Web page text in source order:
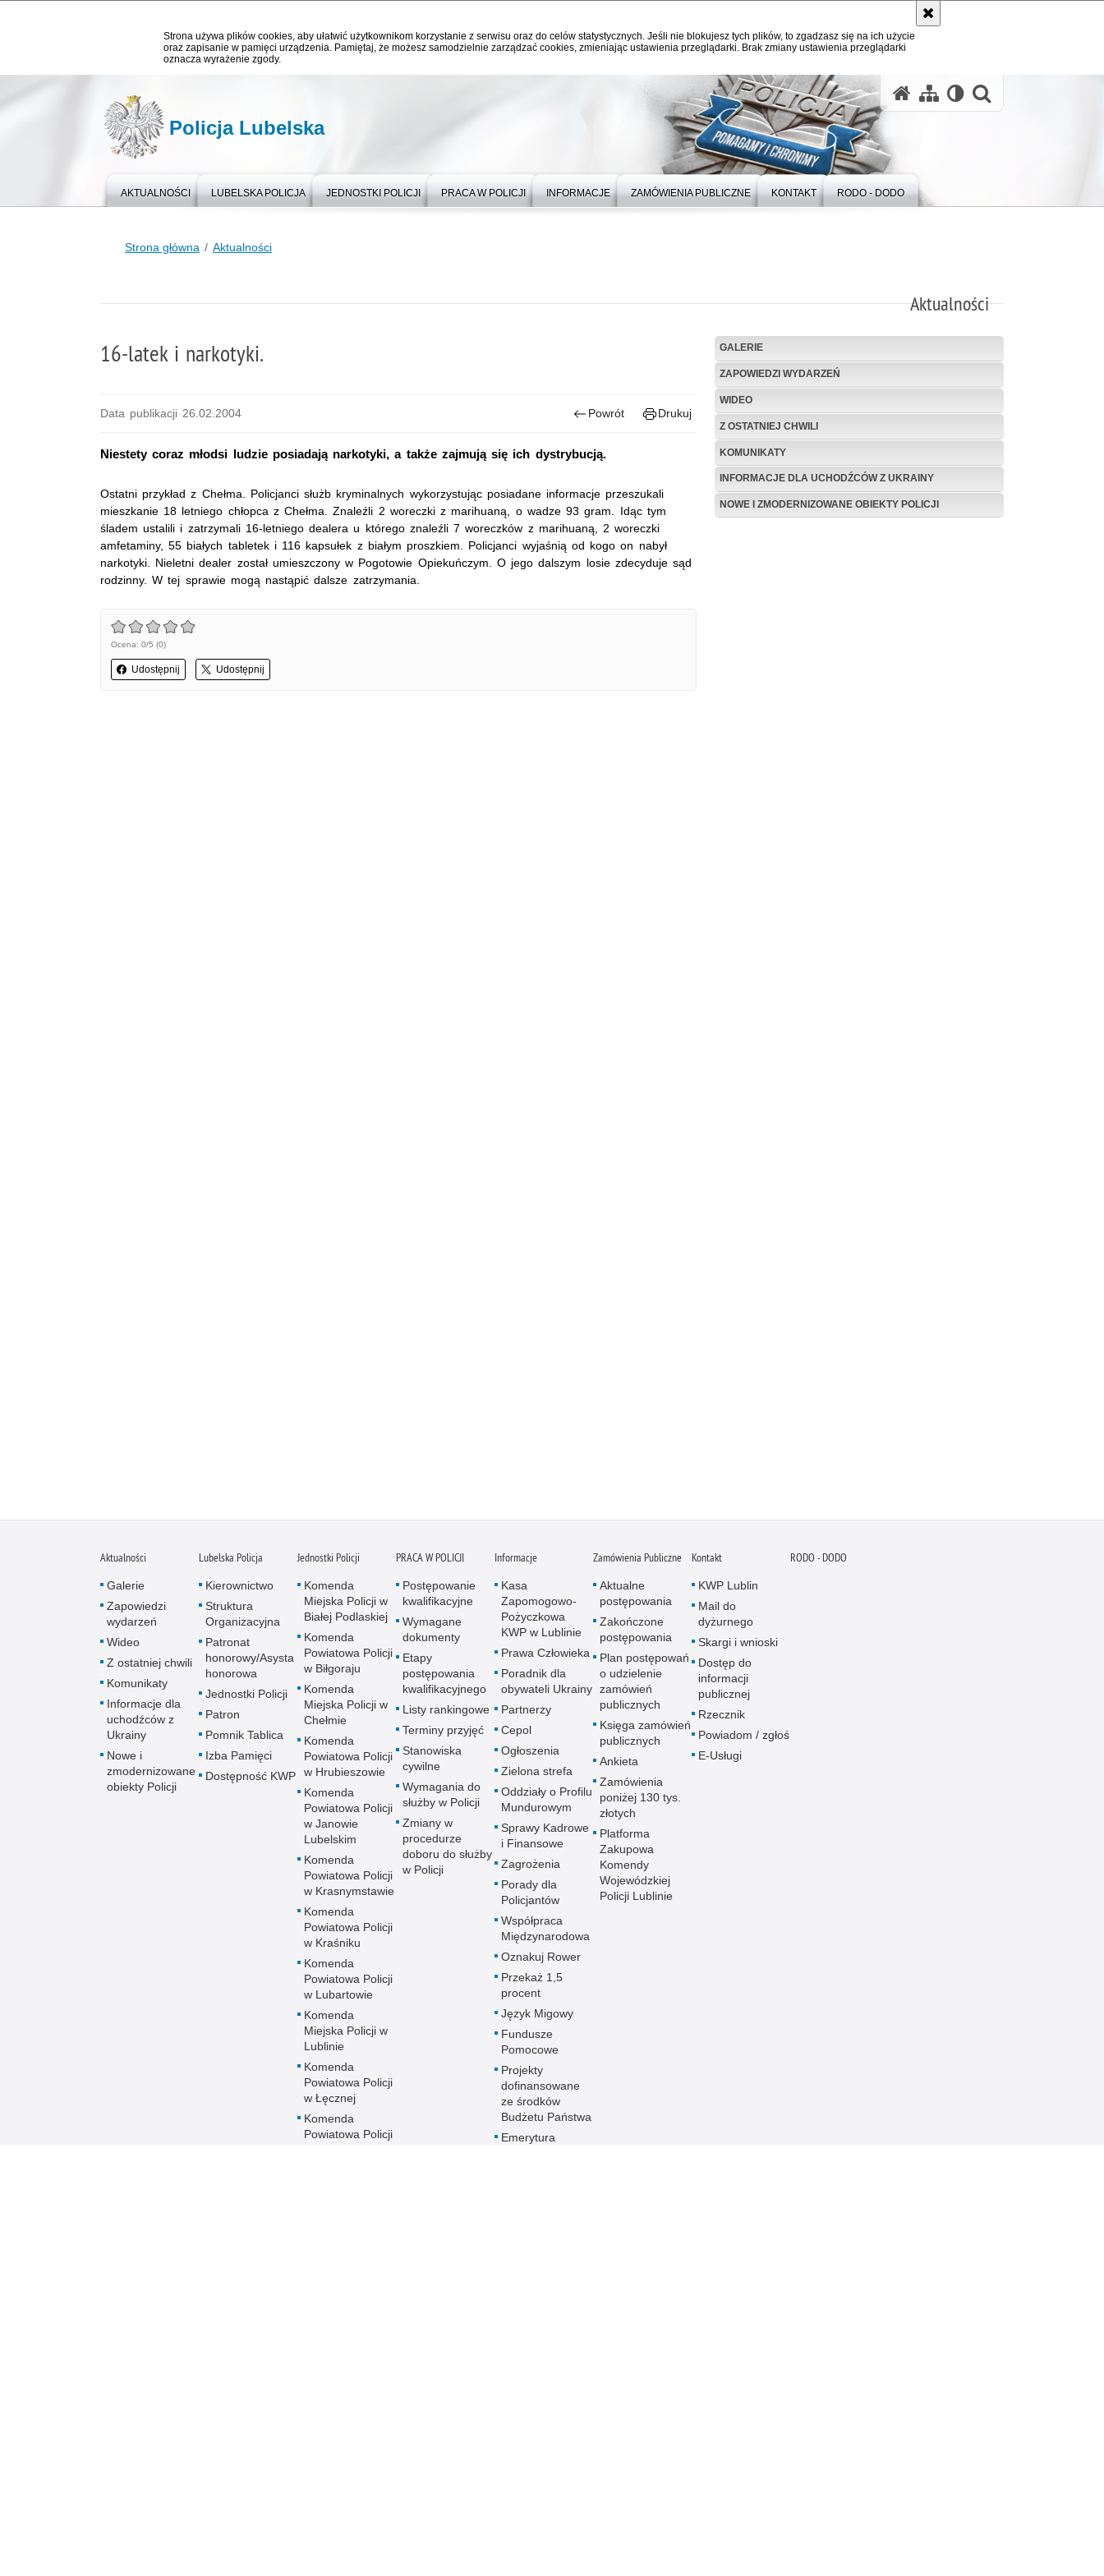
Strona używa plików cookies, aby ułatwić użytkownikom korzystanie z serwisu oraz do celów statystycznych. Jeśli nie blokujesz tych plików, to zgadzasz się na ich użycie
oraz zapisanie w pamięci urządzenia. Pamiętaj, że możesz samodzielnie zarządzać cookies, zmieniając ustawienia przeglądarki. Brak zmiany ustawienia przeglądarki
oznacza wyrażenie zgody.
Policja Lubelska
AKTUALNOŚCI LUBELSKA POLICJA JEDNOSTKI POLICJI PRACA W POLICJI INFORMACJE ZAMÓWIENIA PUBLICZNE KONTAKT RODO - DODO
Strona główna Aktualności
Aktualności
16-latek i narkotyki.
Data publikacji 26.02.2004 Powrót Drukuj
Niestety coraz młodsi ludzie posiadają narkotyki, a także zajmują się ich dystrybucją.
Ostatni przykład z Chełma. Policjanci służb kryminalnych wykorzystując posiadane informacje przeszukali
mieszkanie 18 letniego chłopca z Chełma. Znaleźli 2 woreczki z marihuaną, o wadze 93 gram. Idąc tym
śladem ustalili i zatrzymali 16-letniego dealera u którego znaleźli 7 woreczków z marihuaną, 2 woreczki
amfetaminy, 55 białych tabletek i 116 kapsułek z białym proszkiem. Policjanci wyjaśnią od kogo on nabył
narkotyki. Nieletni dealer został umieszczony w Pogotowie Opiekuńczym. O jego dalszym losie zdecyduje sąd
rodzinny. W tej sprawie mogą nastąpić dalsze zatrzymania.
Ocena: 0/5 (0)
Udostępnij Udostępnij
GALERIE
ZAPOWIEDZI WYDARZEŃ
WIDEO
Z OSTATNIEJ CHWILI
KOMUNIKATY
INFORMACJE DLA UCHODŹCÓW Z UKRAINY
NOWE I ZMODERNIZOWANE OBIEKTY POLICJI
Aktualności
Galerie
Zapowiedzi
wydarzeń
Wideo
Z ostatniej chwili
Komunikaty
Informacje dla
uchodźców z
Ukrainy
Nowe i
zmodernizowane
obiekty Policji
Lubelska Policja
Kierownictwo
Struktura
Organizacyjna
Patronat
honorowy/Asysta
honorowa
Jednostki Policji
Patron
Pomnik Tablica
Izba Pamięci
Dostępność KWP
Jednostki Policji
Komenda
Miejska Policji w
Białej Podlaskiej
Komenda
Powiatowa Policji
w Biłgoraju
Komenda
Miejska Policji w
Chełmie
Komenda
Powiatowa Policji
w Hrubieszowie
Komenda
Powiatowa Policji
w Janowie
Lubelskim
Komenda
Powiatowa Policji
w Krasnymstawie
Komenda
Powiatowa Policji
w Kraśniku
Komenda
Powiatowa Policji
w Lubartowie
Komenda
Miejska Policji w
Lublinie
Komenda
Powiatowa Policji
w Łęcznej
Komenda
Powiatowa Policji
PRACA W POLICJI
Postępowanie
kwalifikacyjne
Wymagane
dokumenty
Etapy
postępowania
kwalifikacyjnego
Listy rankingowe
Terminy przyjęć
Stanowiska
cywilne
Wymagania do
służby w Policji
Zmiany w
procedurze
doboru do służby
w Policji
Informacje
Kasa
Zapomogowo-
Pożyczkowa
KWP w Lublinie
Prawa Człowieka
Poradnik dla
obywateli Ukrainy
Partnerzy
Cepol
Ogłoszenia
Zielona strefa
Oddziały o Profilu
Mundurowym
Sprawy Kadrowe
i Finansowe
Zagrożenia
Porady dla
Policjantów
Współpraca
Międzynarodowa
Oznakuj Rower
Przekaż 1,5
procent
Język Migowy
Fundusze
Pomocowe
Projekty
dofinansowane
ze środków
Budżetu Państwa
Emerytura
Zamówienia Publiczne
Aktualne
postępowania
Zakończone
postępowania
Plan postępowań
o udzielenie
zamówień
publicznych
Księga zamówień
publicznych
Ankieta
Zamówienia
poniżej 130 tys.
złotych
Platforma
Zakupowa
Komendy
Wojewódzkiej
Policji Lublinie
Kontakt
KWP Lublin
Mail do
dyżurnego
Skargi i wnioski
Dostęp do
informacji
publicznej
Rzecznik
Powiadom / zgłoś
E-Usługi
RODO - DODO